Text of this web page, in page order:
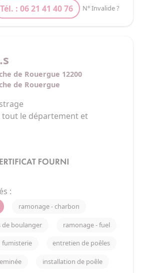
Tél. : 06 21 41 40 76 N° Invalide ?
de Rouergue 12200
de Rouergue
le département et
:
ramonage - charbon
de boulanger ramonage - fuel
fumisterie entretien de poêles
installation de poêle